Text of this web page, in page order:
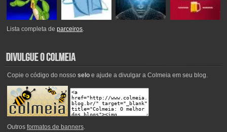
Lista completa deparceiros.
Copie o código do nosso seloe ajude a divulgar a Colmeia em seu blog.
Outros formatos de banners.